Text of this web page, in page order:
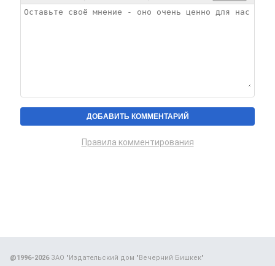
Правила комментирования
@1996-2026ЗАО "Издательский дом "Вечерний Бишкек"